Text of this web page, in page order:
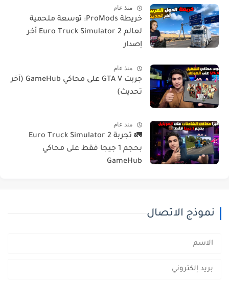
منذ عام
خريطة ProMods: توسعة ملحمية
لعالم Euro Truck Simulator 2 أخر
إصدار
منذ عام
جربت GTA V على محاكي GameHub (آخر
تحديث)
منذ عام
🚛 تجربة Euro Truck Simulator 2
بحجم 1 جيجا فقط على محاكي
GameHub
نموذج الاتصال